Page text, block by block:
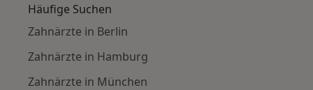
Häufige Suchen
Zahnärzte in Berlin
Zahnärzte in Hamburg
Zahnärzte in München